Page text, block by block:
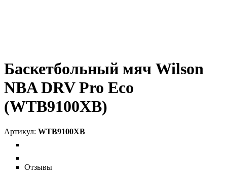
Баскетбольный мяч Wilson
NBA DRV Pro Eco
(WTB9100XB)
WTB9100XB
Отзывы